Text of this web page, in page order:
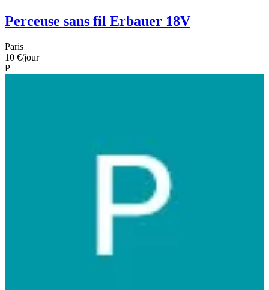
Perceuse sans fil Erbauer 18V
Paris
10 €/jour
P